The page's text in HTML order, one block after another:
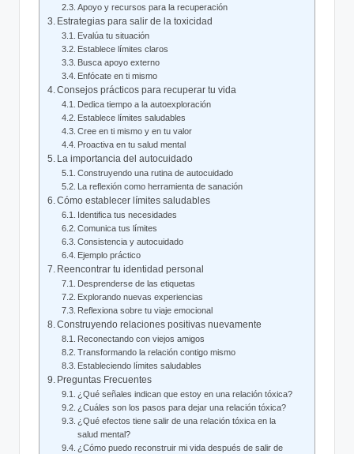
Apoyo ⁣y recursos para la recuperación
Estrategias​ para salir de‍ la‌ toxicidad
Evalúa tu⁣ situación
Establece límites claros
Busca apoyo⁤ externo
Enfócate en ti ‍mismo
Consejos⁣ prácticos ‌para recuperar ⁤tu ⁤vida
Dedica tiempo a la⁣ autoexploración
Establece límites saludables
Cree en ti mismo y en tu valor
Proactiva en tu ⁤salud mental
La importancia del ⁢autocuidado
Construyendo una rutina ‍de autocuidado
La reflexión como herramienta de‍ sanación
Cómo establecer límites ⁣saludables
Identifica tus necesidades
Comunica⁤ tus límites
Consistencia y autocuidado
Ejemplo práctico
Reencontrar tu⁣ identidad‍ personal
Desprenderse de⁢ las⁣ etiquetas
Explorando nuevas experiencias
Reflexiona sobre tu viaje ​emocional
Construyendo relaciones positivas ‌nuevamente
Reconectando con viejos​ amigos
Transformando la relación contigo ​mismo
Estableciendo‍ límites saludables
Preguntas Frecuentes
¿Qué señales indican que estoy en una ‌relación tóxica?
¿Cuáles son los pasos para dejar una relación tóxica?
¿Qué ‍efectos tiene⁣ salir de ⁢una relación tóxica en la
salud mental?
¿Cómo puedo reconstruir mi⁣ vida después de salir ​de